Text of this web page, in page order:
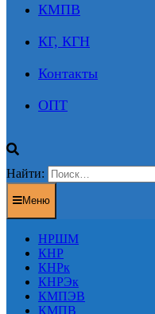
КМПВ
КГ, КГН
Контакты
ОПТ
Найти:
Меню
НРШМ
КНР
КНРк
КНРЭк
КМПЭВ
КМПВ